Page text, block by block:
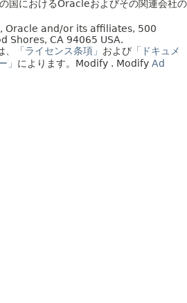
国におけるOracleおよびその関連会社の
and/or its affiliates, 500
Shores, CA 94065 USA.
「ライセンス条項」 および 「ドキュメ
」 によります。 Modify . Modify Ad